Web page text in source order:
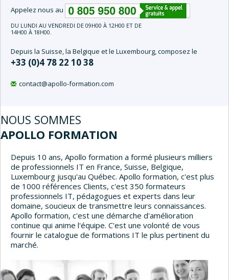
Appelez nous au
DU LUNDI AU VENDREDI DE 09H00 À 12H00 ET DE
14H00 À 18H00.
Depuis la Suisse, la Belgique et le Luxembourg, composez le
+33 (0)4 78 22 10 38
contact@apollo-formation.com
NOUS SOMMES
APOLLO FORMATION
Depuis 10 ans, Apollo formation a formé plusieurs milliers
de professionnels IT en France, Suisse, Belgique,
Luxembourg jusqu'au Québec. Apollo formation, c'est plus
de 1000 références Clients, c'est 350 formateurs
professionnels IT, pédagogues et experts dans leur
domaine, soucieux de transmettre leurs connaissances.
Apollo formation, c'est une démarche d'amélioration
continue qui anime l'équipe. C'est une volonté de vous
fournir le catalogue de formations IT le plus pertinent du
marché.